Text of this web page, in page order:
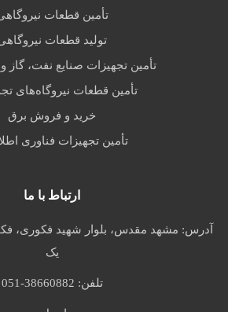
تأمین قطعات
تولید قطعات
تأمین تجهیزات صنایع نفت، گاز
تأمین قطعات نیروگاه‌های
خرید و فروش برق
تأمین تجهیزات فناوری
ارتباط با ما
آدرس:
یک
تلفن: 051-38660882